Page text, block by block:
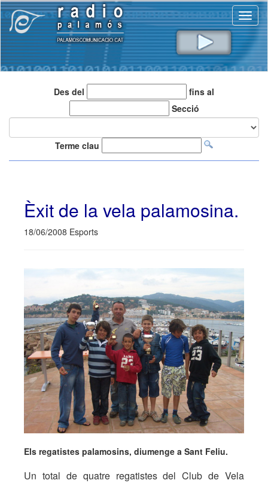
Des del
fins al
Secció
Terme clau
Èxit de la vela palamosina.
18/06/2008 Esports
Els regatistes palamosins, diumenge a Sant Feliu.
Un total de quatre regatistes del Club de Vela